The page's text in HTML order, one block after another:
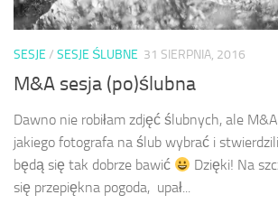
SESJE / SESJE ŚLUBNE 31 SIERPNIA, 2016
M&A sesja (po)ślubna
Dawno nie robiłam zdjęć ślubnych, ale
jakiego fotografa na ślub wybrać i
będą się tak dobrze bawić
Dzięki! Na
się przepiękna pogoda, upał...